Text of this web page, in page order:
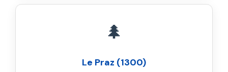
🌲
Le Praz (1300)